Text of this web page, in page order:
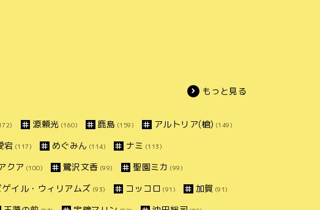
もっと見る
源頼光 (160) 鹿島 (159) アルトリア(槍) (149)
宕 (117) めぐみん (114) ナミ (113)
クア (100) 鷺沢文香 (99) 聖園ミカ (99)
ゲイル・ウィリアムズ (93) コッコロ (91) 加賀 (91)